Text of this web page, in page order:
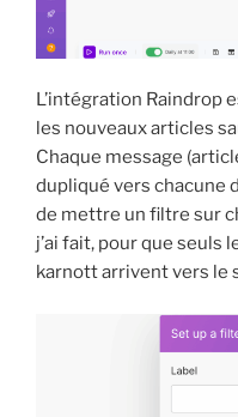
L’intégration Raindrop
les nouveaux articles
Chaque message
dupliqué vers chacune
de mettre un filtre sur
j’ai fait, pour que seuls
karnott arrivent vers le